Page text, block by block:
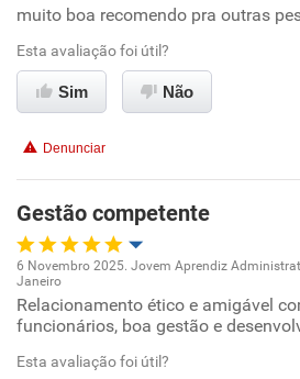
Oportunidade de promoção
Ambiente de trabalho
Benefícios
Recomenda esta empresa
Recomenda a diretoria
muito boa recomendo pra outras
Esta avaliação foi útil?
Sim Não
Denunciar
Gestão competente
Oportunidade de promoção
6 Novembro 2025. Jovem Aprendiz
Janeiro
Relacionamento ético e amigável
funcionários, boa gestão e
Esta avaliação foi útil?